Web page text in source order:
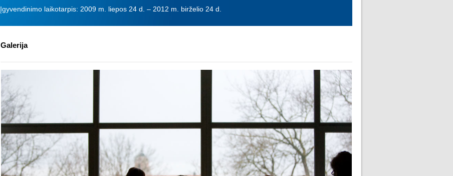
Įgyvendinimo laikotarpis: 2009 m. liepos 24 d. – 2012 m. birželio 24 d.
Galerija